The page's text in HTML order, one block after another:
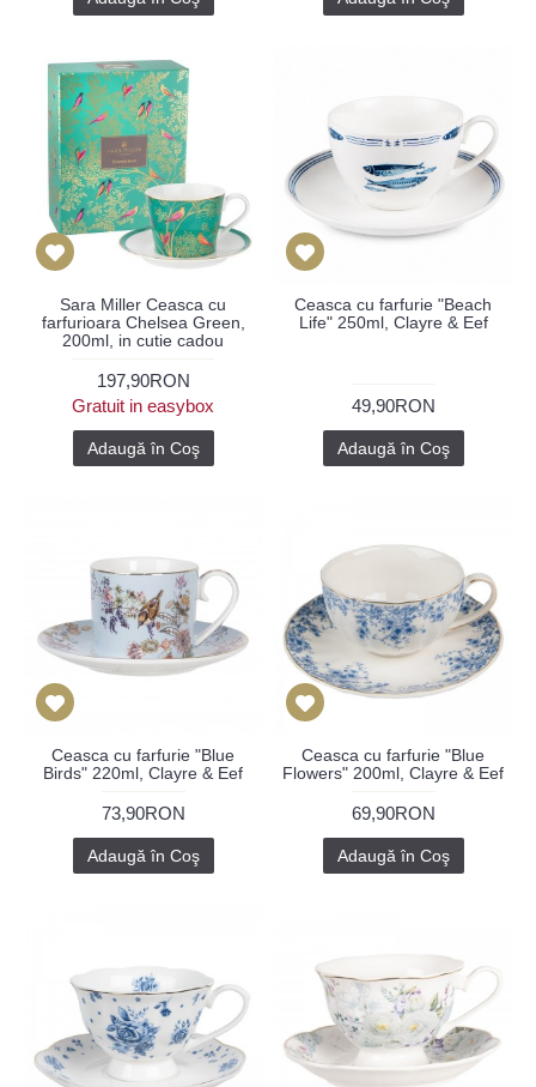
Sara Miller Ceasca cu
farfurioara Chelsea Green,
200ml, in cutie cadou
197,90RON
Gratuit in easybox
Adaugă în Coş
Ceasca cu farfurie "Beach
Life" 250ml, Clayre & Eef
49,90RON
Adaugă în Coş
Ceasca cu farfurie "Blue
Birds" 220ml, Clayre & Eef
73,90RON
Adaugă în Coş
Ceasca cu farfurie "Blue
Flowers" 200ml, Clayre & Eef
69,90RON
Adaugă în Coş